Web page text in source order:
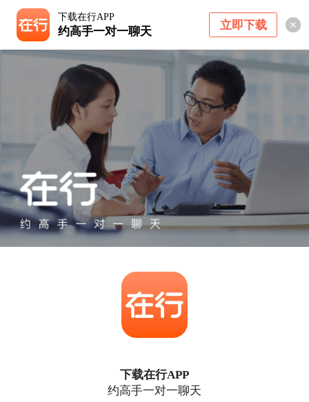
下载在行APP
约高手一对一聊天 立即下载
下载在行APP
约高手一对一聊天